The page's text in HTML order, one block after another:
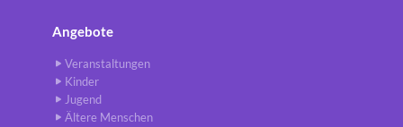
Angebote
Veranstaltungen
Kinder
Jugend
Ältere Menschen